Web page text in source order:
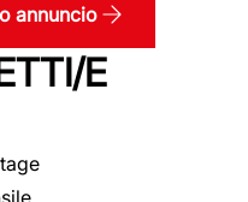
annuncio
E